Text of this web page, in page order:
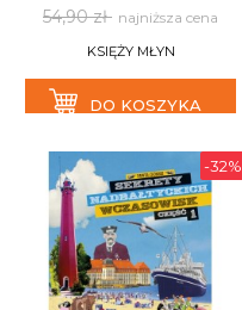
54,90 zł najniższa cena
KSIĘŻY MŁYN
DO KOSZYKA
-32%